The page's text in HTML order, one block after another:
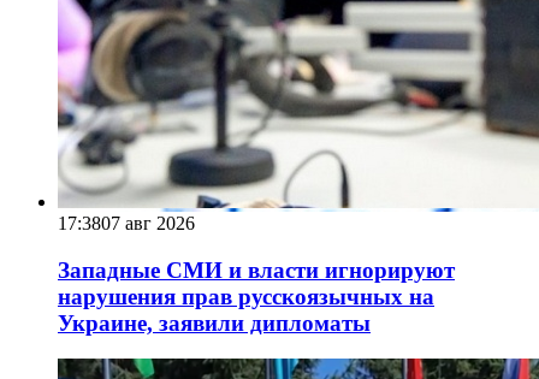
17:3807 авг 2026
Западные СМИ и власти игнорируют
нарушения прав русскоязычных на
Украине, заявили дипломаты